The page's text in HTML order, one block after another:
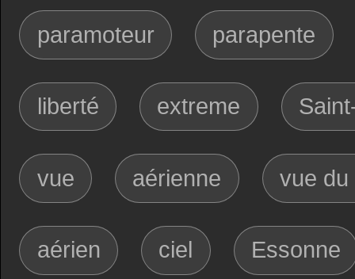
paramoteur parapente
liberté extreme
vue aérienne vue du
aérien ciel Essonne